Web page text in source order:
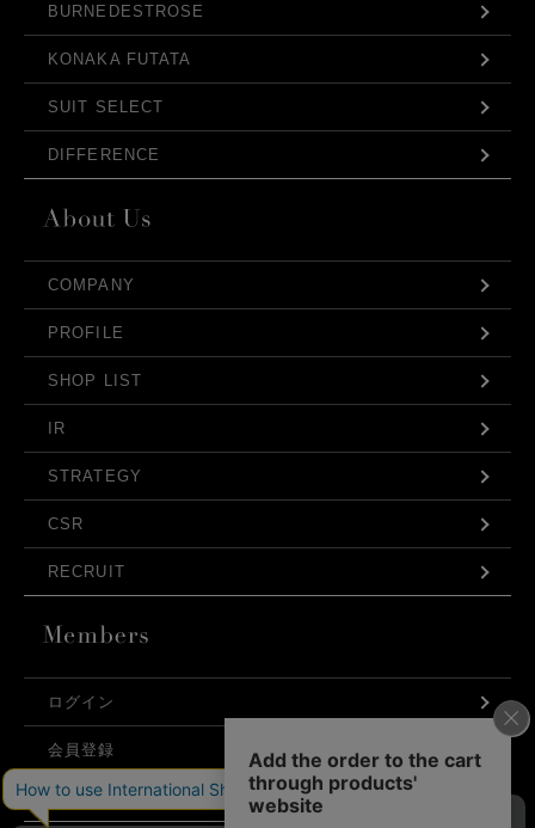
BURNEDESTROSE
KONAKA FUTATA
SUIT SELECT
DIFFERENCE
COMPANY
PROFILE
SHOP LIST
IR
STRATEGY
CSR
RECRUIT
ログイン
会員登録
利用規約